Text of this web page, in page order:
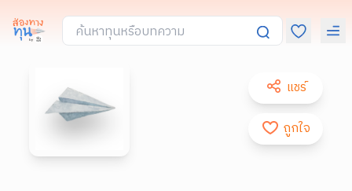
แชร์
ถูกใจ